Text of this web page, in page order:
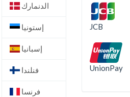
الدنمارك
إستونيا
إسبانيا
فنلندا
فرنسا
JCB
UnionPay